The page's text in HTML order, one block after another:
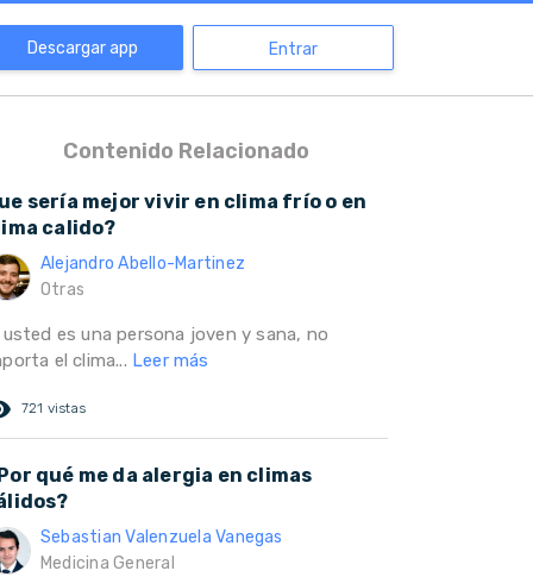
Descargar app Entrar
Contenido Relacionado
sería mejor vivir en clima frío o en
calido?
Alejandro Abello-Martinez
Otras
usted es una persona joven y sana, no
el clima... Leer más
721 vistas
qué me da alergia en climas
Sebastian Valenzuela Vanegas
Medicina General